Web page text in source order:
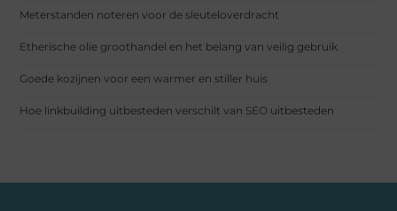
Meterstanden noteren voor de sleuteloverdracht
Etherische olie groothandel en het belang van veilig gebruik
Goede kozijnen voor een warmer en stiller huis
Hoe linkbuilding uitbesteden verschilt van SEO uitbesteden